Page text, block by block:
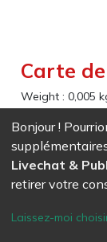
Carte
Weight :0,005
0,83
Bonjour !
Livechat &
retirer votre
Laissez-moi